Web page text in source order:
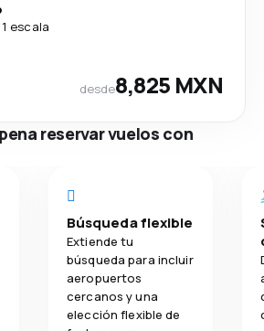
1 escala
desde8,825 MXN
reservar vuelos con
Búsqueda flexible
Extiende tu
búsqueda para incluir
aeropuertos
cercanos y una
elección flexible de